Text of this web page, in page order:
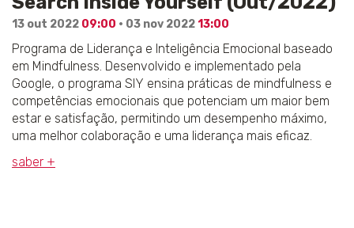
13 out 2022 09:00 · 03 nov 202213:00
Programa de Liderança e Inteligência Emocional baseado
em Mindfulness. Desenvolvido e implementado pela
Google, o programa SIY ensina práticas de mindfulness e
competências emocionais que potenciam um maior bem
estar e satisfação, permitindo um desempenho máximo,
uma melhor colaboração e uma liderança mais eficaz.
saber +